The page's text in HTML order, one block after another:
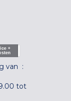
+
van :
tot